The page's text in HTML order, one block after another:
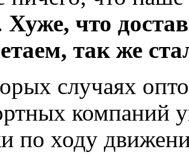
Хуже, что
так же
случаях
компаний
по ходу